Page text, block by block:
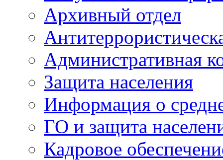
Архивный отдел
Административная
Защита населения
Информация о
ГО и защита
Кадровое